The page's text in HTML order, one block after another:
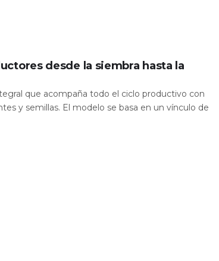
desde la siembra hasta la
que acompaña todo el ciclo productivo con
y semillas. El modelo se basa en un vínculo de